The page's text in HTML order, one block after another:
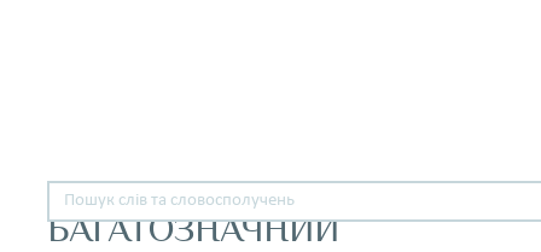
БАГАТОЗНАЧНИЙ